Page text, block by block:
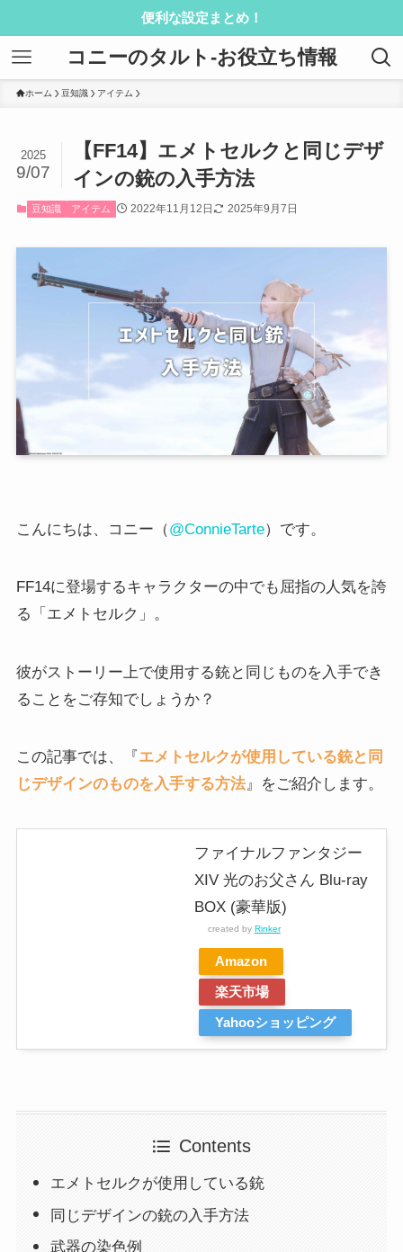
便利な設定まとめ！
コニーのタルト-お役立ち情報
ホーム 豆知識 アイテム
【FF14】エメトセルクと同じデザ
インの銃の入手方法
2025
9/07
豆知識 アイテム 2022年11月12日 2025年9月7日
こんにちは、コニー（@ConnieTarte）です。
FF14に登場するキャラクターの中でも屈指の人気を誇
る「エメトセルク」。
彼がストーリー上で使用する銃と同じものを入手でき
ることをご存知でしょうか？
この記事では、『エメトセルクが使用している銃と同
じデザインのものを入手する方法』をご紹介します。
ファイナルファンタジー
XIV 光のお父さん Blu-ray
BOX (豪華版)
created by Rinker
Amazon
楽天市場
Yahooショッピング
Contents
エメトセルクが使用している銃
同じデザインの銃の入手方法
武器の染色例